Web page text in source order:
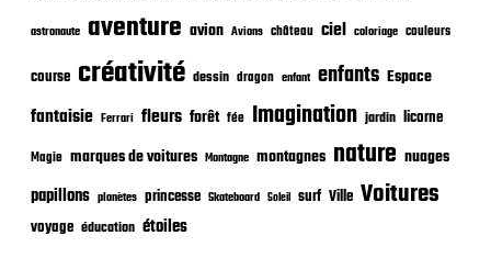
a
i
n
astronaute aventure avion Avions château ciel coloriage couleurs
course créativité dessin dragon enfant enfants Espace
fantaisie Ferrari fleurs forêt fée Imagination jardin licorne
Magie marques de voitures Montagne montagnes nature nuages
papillons planètes princesse Skateboard Soleil surf Ville Voitures
voyage éducation étoiles